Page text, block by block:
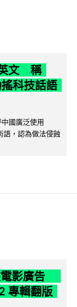
英文 稱
科技話語
國廣泛使用
語，認為做法侵蝕
電影廣告
專輯翻版